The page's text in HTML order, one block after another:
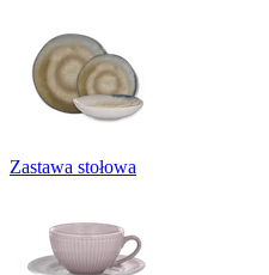
Zastawa stołowa